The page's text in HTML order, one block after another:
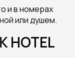
и в номерах
или душем.
HOTEL